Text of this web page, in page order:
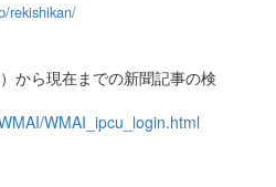
rekishikan/
から現在までの新聞記事の検
WMAI_ipcu_login.html